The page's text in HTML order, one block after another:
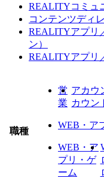
REALITYコミュ
コンテンツディ
REALITYアプリ
ン）
REALITYアプリ
職種
営
業
アカウ
カウン
WEB・ア
WEB・ア
プリ・ゲ
ーム